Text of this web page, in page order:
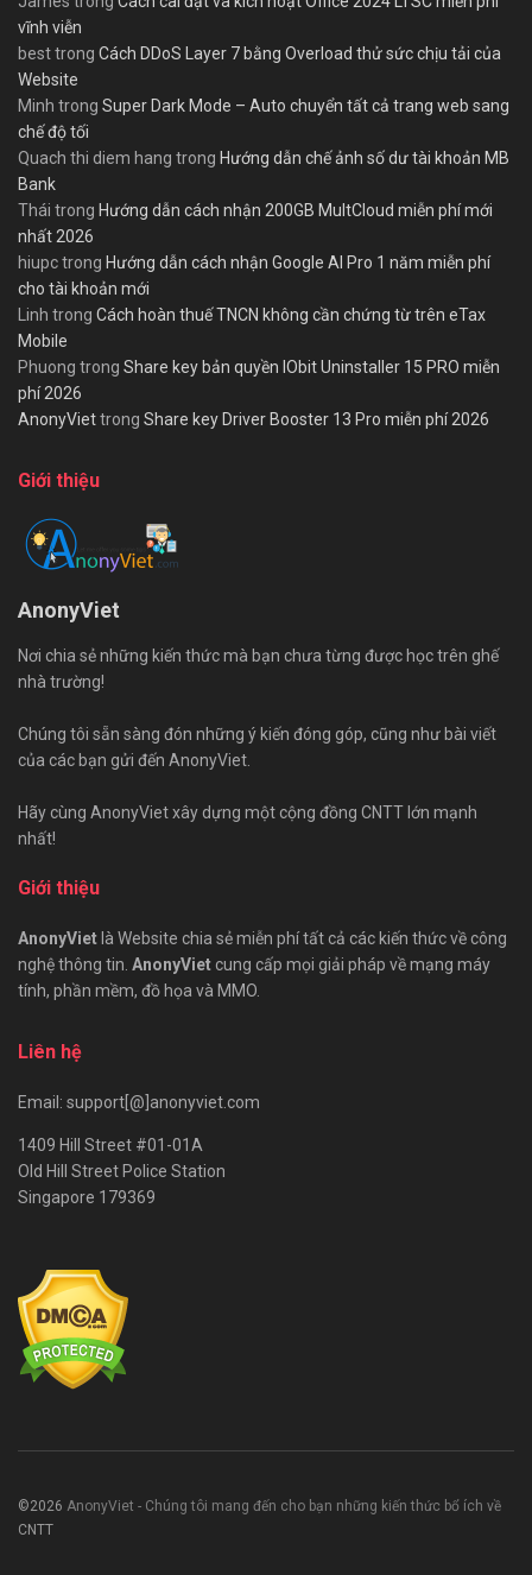
vĩnh viễn
besttrong Cách DDoS Layer 7 bằng Overload thử sức chịu tải của
Website
Minh trong Super Dark Mode – Auto chuyển tất cả trang web sang
chế độ tối
Quach thi diem hang trong Hướng dẫn chế ảnh số dư tài khoản MB
Bank
Thái trong Hướng dẫn cách nhận 200GB MultCloud miễn phí mới
nhất 2026
hiupctrong Hướng dẫn cách nhận Google AI Pro 1 năm miễn phí
cho tài khoản mới
Linh trong Cách hoàn thuế TNCN không cần chứng từ trên eTax
Mobile
Phuong trong Share key bản quyền IObit Uninstaller 15 PRO miễn
phí 2026
AnonyViettrong Share key Driver Booster 13 Pro miễn phí 2026
Giới thiệu
AnonyViet
Nơi chia sẻ những kiến thức mà bạn chưa từng được học trên ghế
nhà trường!
Chúng tôi sẵn sàng đón những ý kiến đóng góp, cũng như bài viết
của các bạn gửi đến AnonyViet.
Hãy cùng AnonyViet xây dựng một cộng đồng CNTT lớn mạnh
nhất!
Giới thiệu
AnonyViet là Website chia sẻ miễn phí tất cả các kiến thức về công
nghệ thông tin. AnonyViet cung cấp mọi giải pháp về mạng máy
tính, phần mềm, đồ họa và MMO.
Liên hệ
Email: support[@]anonyviet.com
1409 Hill Street #01-01A
Old Hill Street Police Station
Singapore 179369
©2026 AnonyViet - Chúng tôi mang đến cho bạn những kiến thức bổ ích về
CNTT